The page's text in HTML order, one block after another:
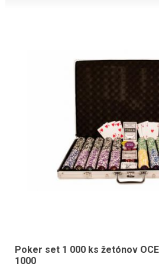
Poker set 1 000 ks žetónov
1000